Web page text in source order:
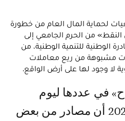
لحماية المال العام من خطورة
من الحرم الجامعي إلى
الوطنية للتنمية الوطنية، من
مشبوهة من ريع معاملات
لا وجود لها على أرض الواقع.
الأربعاء فاتح أبريل 2026 أن مصادر من بعض